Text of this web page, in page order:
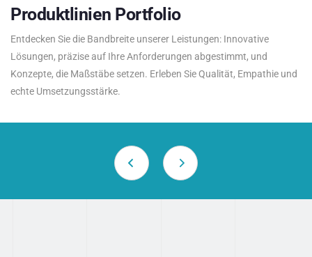
Produktlinien Portfolio
Entdecken Sie die Bandbreite unserer Leistungen: Innovative
Lösungen, präzise auf Ihre Anforderungen abgestimmt, und
Konzepte, die Maßstäbe setzen. Erleben Sie Qualität, Empathie und
echte Umsetzungsstärke.